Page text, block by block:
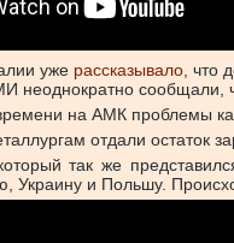
уже рассказывало ,
неоднократно сообщали,
на АМК проблемы
отдали остаток
так же
Украину и Польшу.